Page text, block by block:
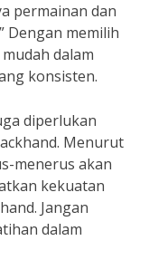
permainan dan
Dengan memilih
dalam
konsisten.
diperlukan
Menurut
menerus akan
kekuatan
Jangan
dalam